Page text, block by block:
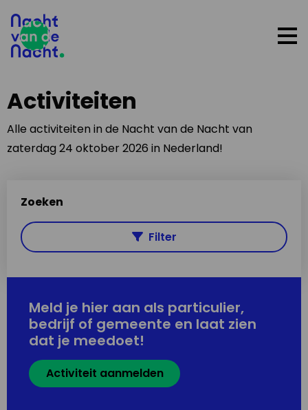
Activiteiten
Alle activiteiten in de Nacht van de Nacht van
zaterdag 24 oktober 2026 in Nederland!
Zoeken
Filter
Meld je hier aan als particulier,
bedrijf of gemeente en laat zien
dat je meedoet!
Activiteit aanmelden